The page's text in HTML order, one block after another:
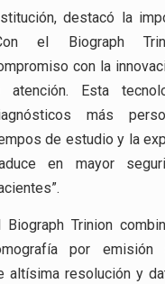
destacó la
el Biograph
con la
atención. Esta
más
de estudio y la
en mayor
Biograph Trinion
por
altísima resolución y